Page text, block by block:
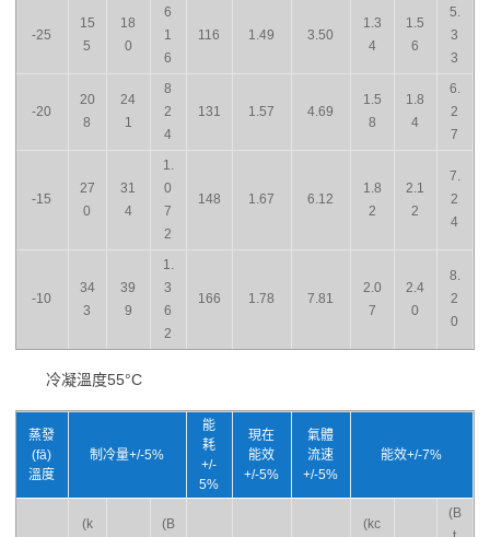
-25
15
5
18
0
6
1
6
116 1.49 3.50
1.3
4
1.5
6
5.
3
3
-20
20
8
24
1
8
2
4
131 1.57 4.69
1.5
8
1.8
4
6.
2
7
-15
27
0
31
4
1.
0
7
2
148 1.67 6.12
1.8
2
2.1
2
7.
2
4
-10
34
3
39
9
1.
3
6
2
166 1.78 7.81
2.0
7
2.4
0
8.
2
0
冷凝溫度55°C
蒸發
(fā)
溫度
制冷量+/-5%
能
耗
+/-
5%
現在
能效
+/-5%
氣體
流速
+/-5%
能效+/-7%
(k
(B
(kc
(B